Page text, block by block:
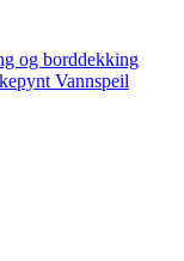
og borddekking
Vannspeil